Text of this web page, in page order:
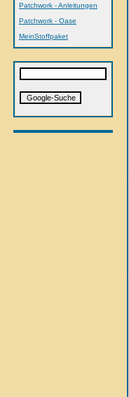
Patchwork - Anleitungen
Patchwork - Oase
MeinStoffpaket